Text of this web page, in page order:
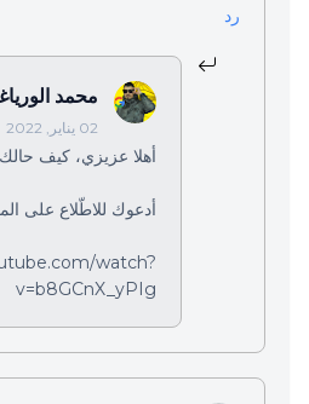
رد
محمد
02 يناير, 2022
أهلا عزيزي، كيف حالك
أدعوك للاطّلاع على
watch?
v=b8GCnX_yPIg